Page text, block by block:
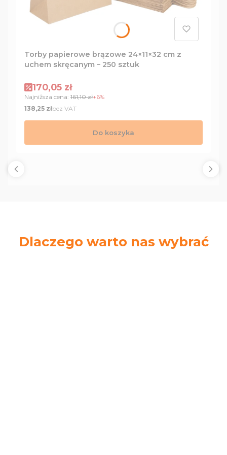
Torby papierowe brązowe 24×11×32 cm z
uchem skręcanym – 250 sztuk
Cena promocyjna
170,05 zł
Najniższa cena: 161,10 zł+6%
Cena
138,25 złbez VAT
Do koszyka
Dlaczego warto nas wybrać